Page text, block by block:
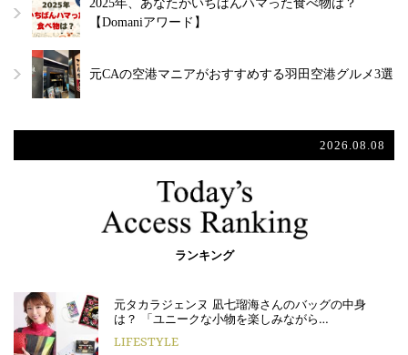
2025年、あなたがいちばんハマった食べ物は？
【Domaniアワード】
元CAの空港マニアがおすすめする羽田空港グルメ3選
2026.08.08
ランキング
元タカラジェンヌ 凪七瑠海さんのバッグの中身
は？ 「ユニークな小物を楽しみながら…
LIFESTYLE